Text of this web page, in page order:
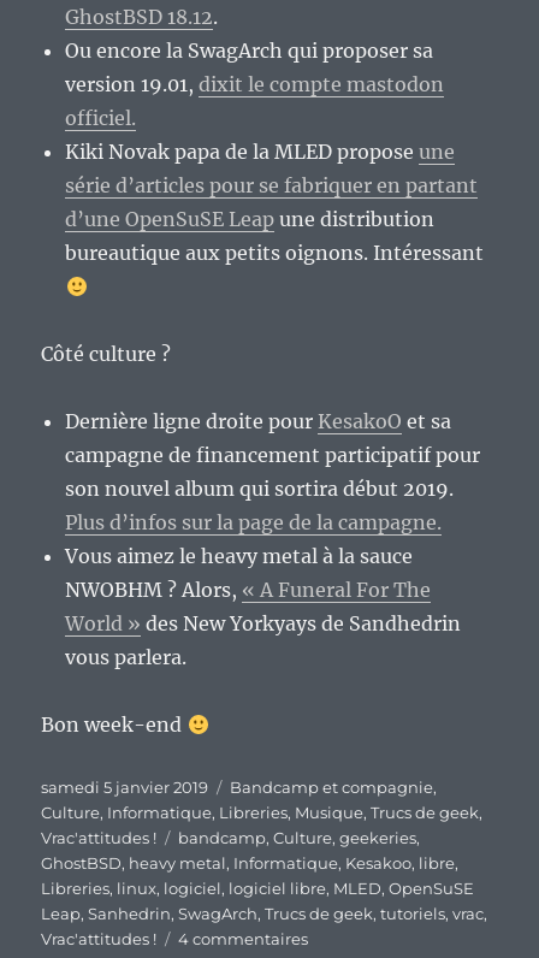
GhostBSD 18.12.
Ou encore la SwagArch qui proposer sa
version 19.01,dixit le compte mastodon
officiel.
Kiki Novak papa de la MLED proposeune
série d’articles pour se fabriquer en partant
d’une OpenSuSE Leap une distribution
bureautique aux petits oignons. Intéressant
Côté culture ?
Dernière ligne droite pour KesakoO et sa
campagne de financement participatif pour
son nouvel album qui sortira début 2019.
Plus d’infos sur la page de la campagne.
Vous aimez le heavy metal à la sauce
NWOBHM ? Alors, « A Funeral For The
World » des New Yorkyays de Sandhedrin
vous parlera.
Bon week-end
Publié
le
samedi 5 janvier 2019 Catégories
Bandcamp et compagnie,
Culture, Informatique, Libreries, Musique,Trucs de geek,
Vrac'attitudes !
Étiquettes
bandcamp,Culture,geekeries,
GhostBSD, heavy metal, Informatique, Kesakoo, libre,
Libreries, linux, logiciel, logiciel libre, MLED,OpenSuSE
Leap,Sanhedrin,SwagArch,Trucs de geek,tutoriels,vrac,
Vrac'attitudes !
4 commentairessur